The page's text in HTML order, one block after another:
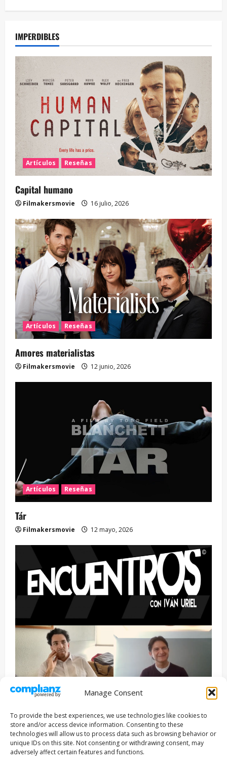
Manage Consent
To provide the best experiences, we use technologies like cookies to
store and/or access device information. Consenting to these
technologies will allow us to process data such as browsing behavior or
unique IDs on this site. Not consenting or withdrawing consent, may
adversely affect certain features and functions.
IMPERDIBLES
Artículos Reseñas
Capital humano
Filmakersmovie 16 julio, 2026
Artículos Reseñas
Amores materialistas
Filmakersmovie 12 junio, 2026
Artículos Reseñas
Tár
Filmakersmovie 12 mayo, 2026
Entrevista Series
ENCUENTROS CON IVÁN URIEL T3E22: JUAN PATRICIO
RIVEROLL
Filmakersmovie 5 mayo, 2026